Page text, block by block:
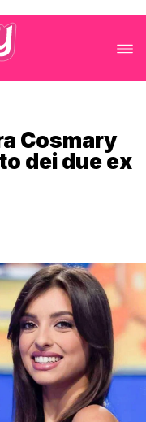
Cosmary
dei due ex